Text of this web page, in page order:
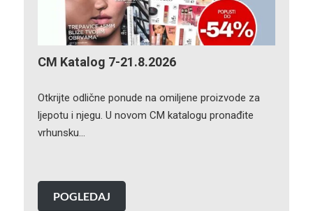
CM Katalog 7-21.8.2026
Otkrijte odlične ponude na omiljene proizvode za
ljepotu i njegu. U novom CM katalogu pronađite
vrhunsku…
POGLEDAJ